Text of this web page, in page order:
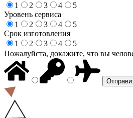
1
2 3 4
5
Уровень сервиса
1
2 3 4
5
Срок изготовления
1
2 3 4
5
Пожалуйста, докажите, что вы